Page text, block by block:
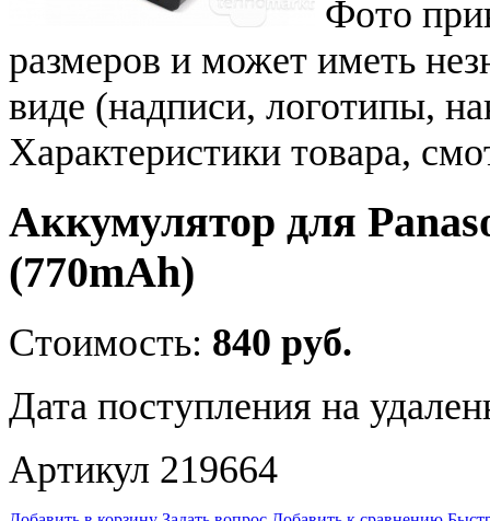
Фото
размеров и может иметь
виде (надписи, логотипы,
Характеристики товара,
Аккумулятор для
(770mAh)
Стоимость: 840 руб.
Дата поступления на
Артикул 219664